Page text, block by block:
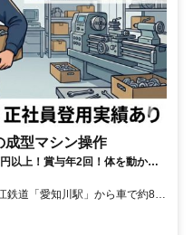
成型マシン操作